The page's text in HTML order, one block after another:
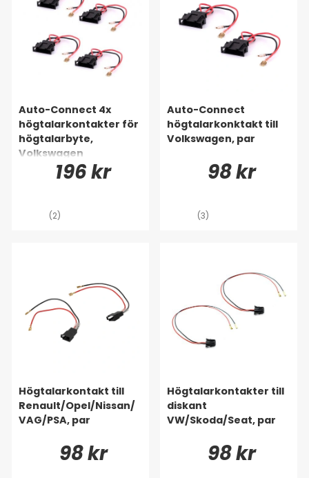
Auto-Connect 4x
högtalarkontakter för
högtalarbyte,
Volkswagen
196 kr
(2)
Auto-Connect
högtalarkonktakt till
Volkswagen, par
98 kr
(3)
Högtalarkontakt till
Renault/Opel/Nissan/
VAG/PSA, par
98 kr
Högtalarkontakter till
diskant
VW/Skoda/Seat, par
98 kr